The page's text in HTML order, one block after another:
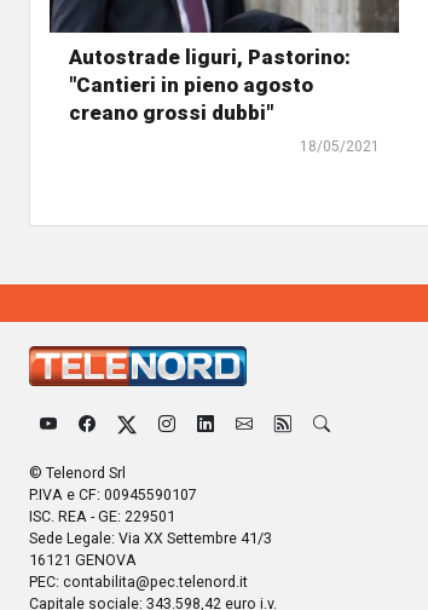
Autostrade liguri, Pastorino:
"Cantieri in pieno agosto
creano grossi dubbi"
18/05/2021
© Telenord Srl
P.IVA e CF: 00945590107
ISC. REA - GE: 229501
Sede Legale: Via XX Settembre 41/3
16121 GENOVA
PEC: contabilita@pec.telenord.it
Capitale sociale: 343.598,42 euro i.v.